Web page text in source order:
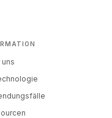
uns